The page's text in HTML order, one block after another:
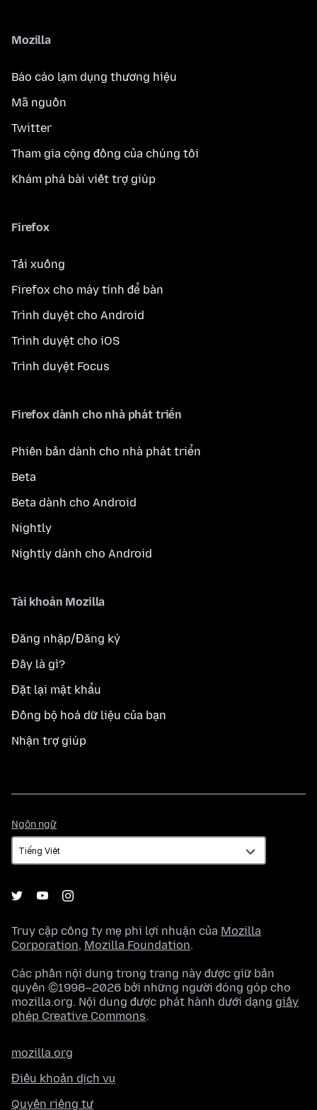
Mozilla
Báo cáo lạm dụng thương hiệu
Mã nguồn
Twitter
Tham gia cộng đồng của chúng tôi
Khám phá bài viết trợ giúp
Firefox
Tải xuống
Firefox cho máy tính để bàn
Trình duyệt cho Android
Trình duyệt cho iOS
Trình duyệt Focus
Firefox dành cho nhà phát triển
Phiên bản dành cho nhà phát triển
Beta
Beta dành cho Android
Nightly
Nightly dành cho Android
Tài khoản Mozilla
Đăng nhập/Đăng ký
Đây là gì?
Đặt lại mật khẩu
Đồng bộ hoá dữ liệu của bạn
Nhận trợ giúp
Ngôn ngữ
ngữ
Truy cập công ty mẹ phi lợi nhuận của Mozilla
Corporation, Mozilla Foundation.
Các phần nội dung trong trang này được giữ bản
quyền ©1998–2026 bởi những người đóng góp cho
mozilla.org. Nội dung được phát hành dưới dạng giấy
phép Creative Commons.
mozilla.org
Điều khoản dịch vụ
Quyền riêng tư